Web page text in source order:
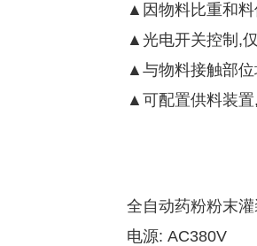
▲因物料比重和料
▲光电开关控制,
▲与物料接触部位
▲可配置供料装置
全自动药粉粉末灌
电源: AC380V